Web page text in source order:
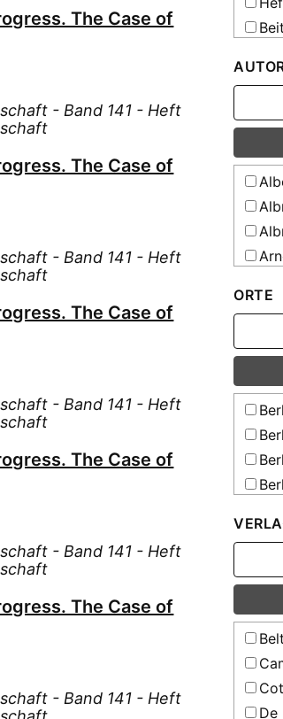
The Case of
- Band 141 - Heft
The Case of
- Band 141 - Heft
The Case of
- Band 141 - Heft
The Case of
- Band 141 - Heft
The Case of
- Band 141 - Heft
ORTE
De